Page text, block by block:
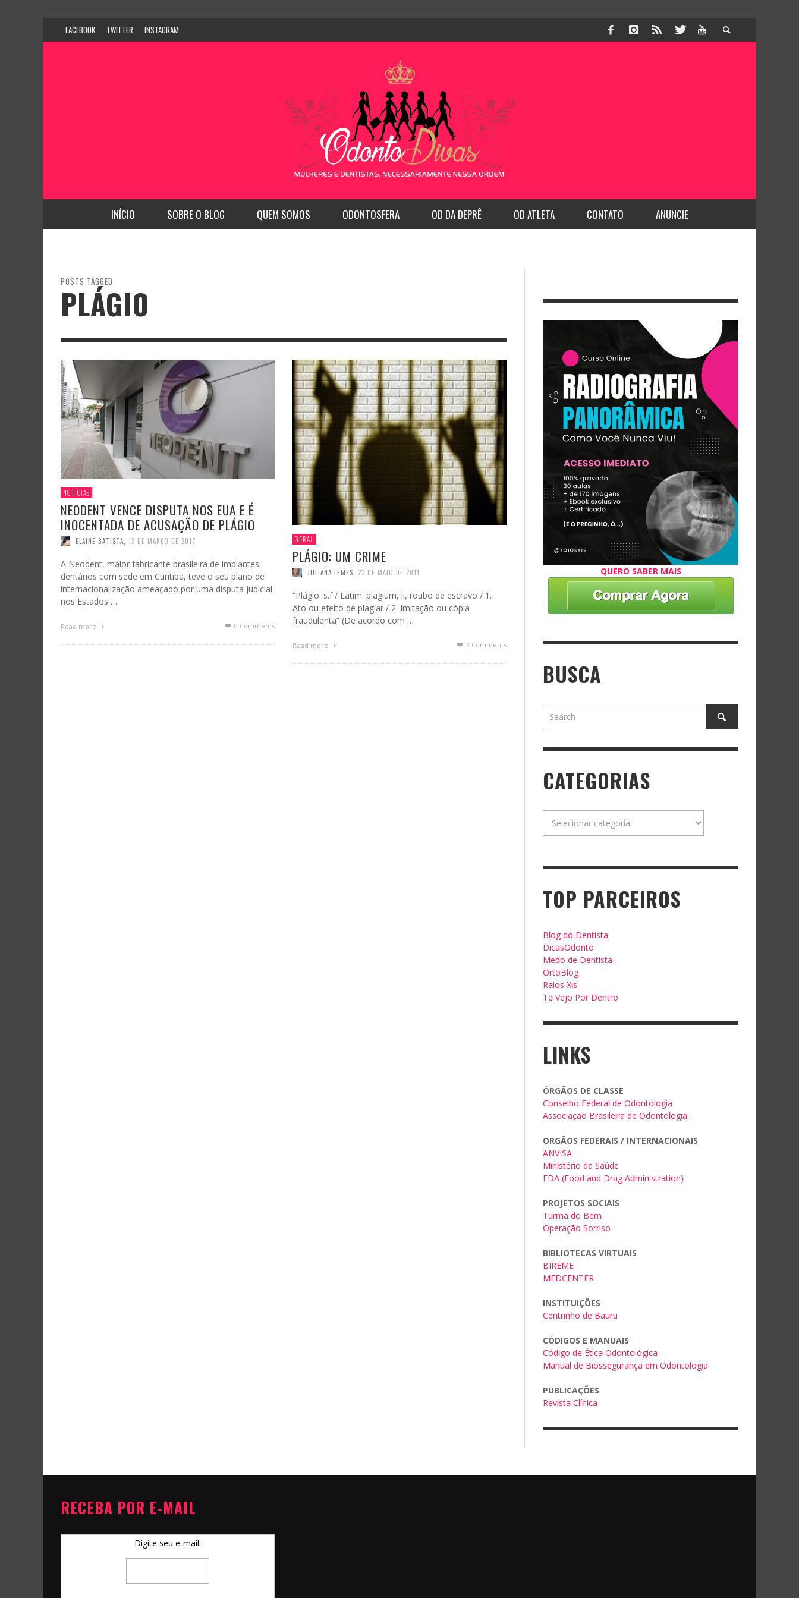
FACEBOOK TWITTER INSTAGRAM
INÍCIO SOBRE O BLOG QUEM SOMOS ODONTOSFERA OD DA DEPRÊ OD ATLETA CONTATO ANUNCIE
POSTS TAGGED
PLÁGIO
NOTÍCIAS
NEODENT VENCE DISPUTA NOS EUA E É
INOCENTADA DE ACUSAÇÃO DE PLÁGIO
ELAINE BATISTA 13 DE MARÇO DE 2017
A Neodent, maior fabricante brasileira de implantes
dentários com sede em Curitiba, teve o seu plano de
internacionalização ameaçado por uma disputa judicial
nos Estados …
Read more 0 Comments
GERAL
PLÁGIO: UM CRIME
JULIANA LEMES, 23 DE MAIO DE 2011
“Plágio: s.f / Latim: plagium, ii, roubo de escravo / 1.
Ato ou efeito de plagiar / 2. Imitação ou cópia
fraudulenta” (De acordo com …
Read more 3 Comments
QUERO SABER MAIS
BUSCA
CATEGORIAS
TOP PARCEIROS
Blog do Dentista
DicasOdonto
Medo de Dentista
OrtoBlog
Raios Xis
Te Vejo Por Dentro
LINKS
ÓRGÃOS DE CLASSE
Conselho Federal de Odontologia
Associação Brasileira de Odontologia
ORGÃOS FEDERAIS / INTERNACIONAIS
ANVISA
Ministério da Saúde
FDA (Food and Drug Administration)
PROJETOS SOCIAIS
Turma do Bem
Operação Sorriso
BIBLIOTECAS VIRTUAIS
BIREME
MEDCENTER
INSTITUIÇÕES
Centrinho de Bauru
CÓDIGOS E MANUAIS
Código de Ética Odontológica
Manual de Biossegurança em Odontologia
PUBLICAÇÕES
Revista Clínica
RECEBA POR E-MAIL
Digite seu e-mail: